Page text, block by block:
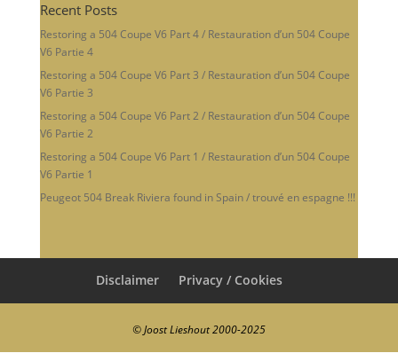
Recent Posts
Restoring a 504 Coupe V6 Part 4 / Restauration d’un 504 Coupe
V6 Partie 4
Restoring a 504 Coupe V6 Part 3 / Restauration d’un 504 Coupe
V6 Partie 3
Restoring a 504 Coupe V6 Part 2 / Restauration d’un 504 Coupe
V6 Partie 2
Restoring a 504 Coupe V6 Part 1 / Restauration d’un 504 Coupe
V6 Partie 1
Peugeot 504 Break Riviera found in Spain / trouvé en espagne !!!
Disclaimer Privacy / Cookies
© Joost Lieshout 2000-2025